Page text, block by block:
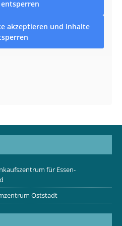
akzeptieren und Inhalte
für Essen-
Oststadt